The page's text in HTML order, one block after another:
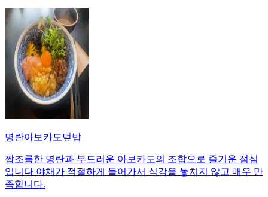
명란아보카도덮밥
짭조름한 명란과 부드러운 아보카도의 조합으로 즐거운 점심
입니다 야채가 적절하게 들어가서 식감을 놓치지 않고 매우 만
족합니다.